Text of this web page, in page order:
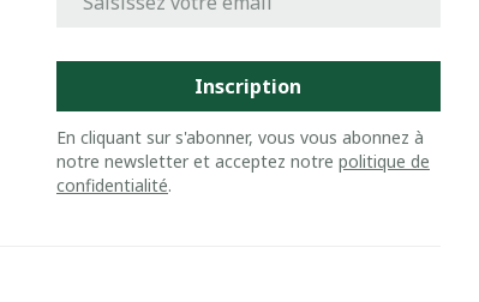
Inscription
En cliquant sur s'abonner, vous vous abonnez à
notre newsletter et acceptez notre politique de
confidentialité.